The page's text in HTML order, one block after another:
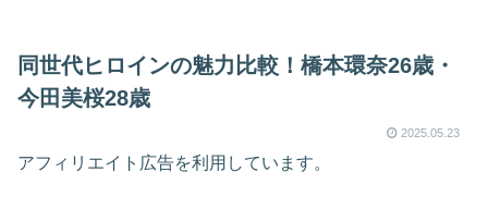
同世代ヒロインの魅力比較！橋本環奈26歳・
今田美桜28歳
2025.05.23
アフィリエイト広告を利用しています。